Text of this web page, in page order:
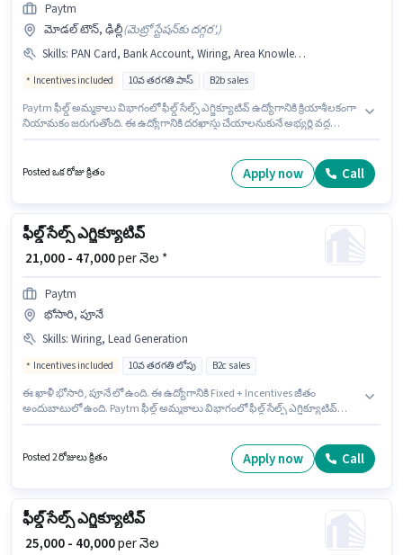
Paytm
మోడల్ టౌన్, ఢిల్లీ(మెట్రో స్టేషన్‌కు దగ్గర',)
Skills: PAN Card, Bank Account, Wiring, Area Knowledge, Aadhar Card, Lead Generation, Smartphone
Incentives included 10వ తరగతి పాస్ B2b sales
Paytm ఫీల్డ్ అమ్మకాలు విభాగంలో ఫీల్డ్ సేల్స్ ఎగ్జిక్యూటివ్ ఉద్యోగానికి క్రియాశీలకంగా
నియామకం జరుగుతోంది. ఈ ఉద్యోగానికి దరఖాస్తు చేయాలనుకునే అభ్యర్థి వద్ద
తరగతి పాస్ డిగ్రీ/సర్టిఫికెట్ కలిగి ఉండాలి. ఈ ఉద్యోగానికి అభ్యర్థి వద్ద Lead
Posted ఒక రోజు క్రితం Apply now Call
ఫీల్డ్ సేల్స్ ఎగ్జిక్యూటివ్
₹ 21,000 - 47,000per నెల *
Paytm
భోసారి, పూనే
Skills: Wiring, Lead Generation
Incentives included 10వ తరగతి లోపు B2c sales
ఈ ఖాళీ భోసారి, పూనే లో ఉంది. ఈ ఉద్యోగానికి Fixed + Incentives జీతం
అందుబాటులో ఉంది. Paytm ఫీల్డ్ అమ్మకాలు విభాగంలో ఫీల్డ్ సేల్స్ ఎగ్జిక్యూటివ్
ఇప్పించబడతాయి. ఈ ఉద్యోగం 0 - 2 ఏళ్లు సంవత్సరాల అనుభవం ఉన్న వారికి కోసం
అనుకూలంగా ఉంటుంది. మీరు నెలకు ₹47000 వరకు సంపాదించవచ్చు. ఈ ఉద్యోగానికి
Posted 2 రోజులు క్రితం Apply now Call
ఫీల్డ్ సేల్స్ ఎగ్జిక్యూటివ్
₹ 25,000 - 40,000per నెల